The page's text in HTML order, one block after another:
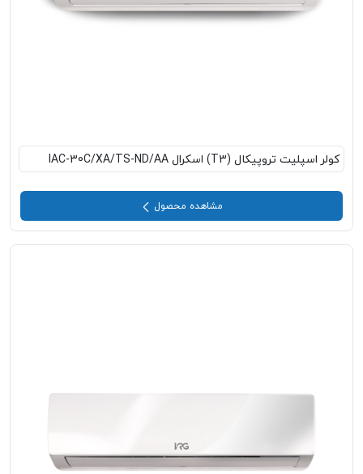
کولر اسپلیت تروپیکال (T3) اسکرال IAC-30C/XA/TS-ND/AA
مشاهده محصول